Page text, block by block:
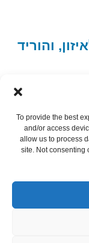
To provide the best
and/or access
allow us to process
site. Not consenting
והוריד